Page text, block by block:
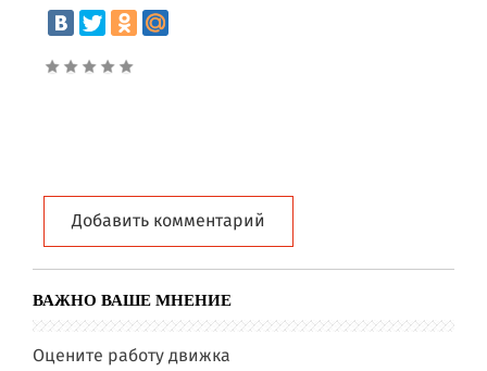
Добавить комментарий
ВАЖНО ВАШЕ МНЕНИЕ
Оцените работу движка